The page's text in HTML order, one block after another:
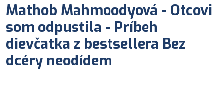
Mathob Mahmoodyová - Otcovi
som odpustila - Príbeh
dievčatka z bestsellera Bez
dcéry neodídem